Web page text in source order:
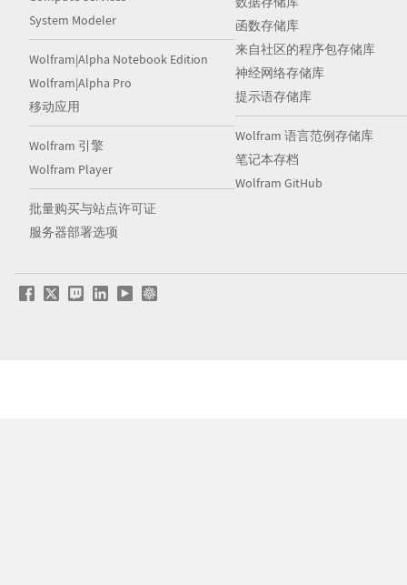
System Modeler
Wolfram|Alpha Notebook Edition
Wolfram|Alpha Pro
移动应用
Wolfram 引擎
Wolfram Player
批量购买与站点许可证
服务器部署选项
函数存储库
来自社区的程序包存储库
神经网络存储库
提示语存储库
Wolfram 语言范例存储库
笔记本存档
Wolfram GitHub